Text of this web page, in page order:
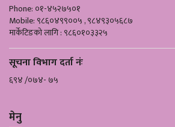
Phone: ०१-४५२७५०१
Mobile: ९८६०४९९००५ , ९८४९३०५६८७
मार्केटिङको लागि : ९८६०१०३३२५
सूचना विभाग दर्ता नंः
६९४ /०७४- ७५
मेनु